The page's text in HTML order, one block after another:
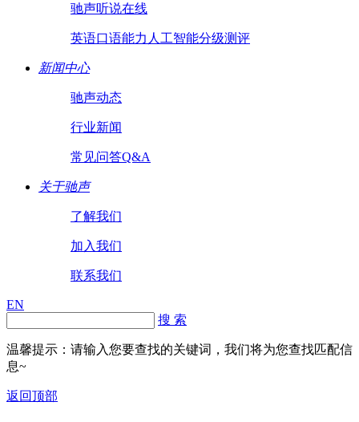
驰声听说在线
英语口语能力人工智能分级测评
新闻中心
驰声动态
行业新闻
常见问答Q&A
关于驰声
了解我们
加入我们
联系我们
EN
搜 索
温馨提示：请输入您要查找的关键词，我们将为您查找匹配信
息~
返回顶部